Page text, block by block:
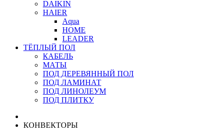
DAIKIN
HAIER
Aqua
HOME
LEADER
ТЁПЛЫЙ ПОЛ
КАБЕЛЬ
МАТЫ
ПОД ДЕРЕВЯННЫЙ ПОЛ
ПОД ЛАМИНАТ
ПОД ЛИНОЛЕУМ
ПОД ПЛИТКУ
КОНВЕКТОРЫ